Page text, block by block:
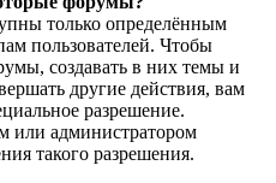
только определённым
пользователей. Чтобы
создавать в них темы и
другие действия, вам
разрешение.
или администратором
такого разрешения.